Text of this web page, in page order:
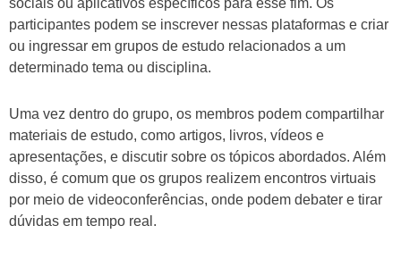
sociais ou aplicativos específicos para esse fim. Os
participantes podem se inscrever nessas plataformas e criar
ou ingressar em grupos de estudo relacionados a um
determinado tema ou disciplina.
Uma vez dentro do grupo, os membros podem compartilhar
materiais de estudo, como artigos, livros, vídeos e
apresentações, e discutir sobre os tópicos abordados. Além
disso, é comum que os grupos realizem encontros virtuais
por meio de videoconferências, onde podem debater e tirar
dúvidas em tempo real.